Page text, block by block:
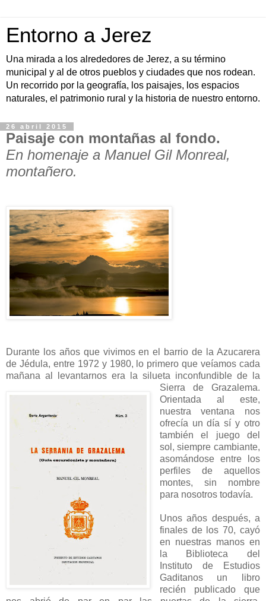
Entorno a Jerez
Una mirada a los alrededores de Jerez, a su término
municipal y al de otros pueblos y ciudades que nos rodean.
Un recorrido por la geografía, los paisajes, los espacios
naturales, el patrimonio rural y la historia de nuestro entorno.
26 abril 2015
Paisaje con montañas al fondo.
En homenaje a Manuel Gil Monreal,
montañero.
Durante los años que vivimos en el barrio de la Azucarera
de Jédula, entre 1972 y 1980, lo primero que veíamos cada
mañana al levantarnos era la silueta inconfundible de la
Sierra de Grazalema.
Orientada al este,
nuestra ventana nos
ofrecía un día sí y otro
también el juego del
sol, siempre cambiante,
asomándose entre los
perfiles de aquellos
montes, sin nombre
para nosotros todavía.
Unos años después, a
finales de los 70, cayó
en nuestras manos en
la Biblioteca del
Instituto de Estudios
Gaditanos un libro
recién publicado que